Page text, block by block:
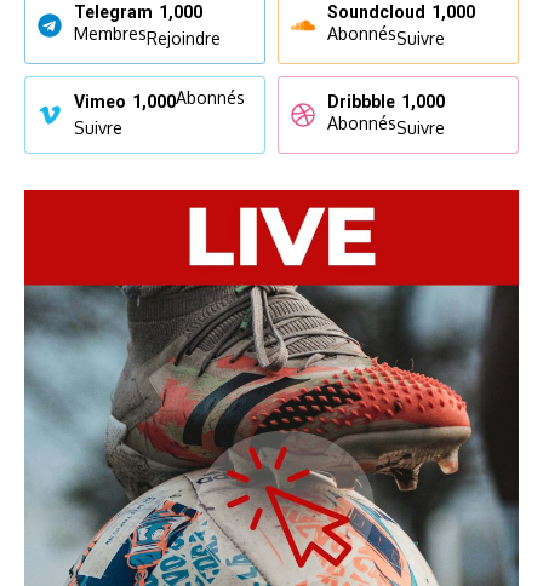
Telegram 1,000
MembresRejoindre
Soundcloud 1,000
AbonnésSuivre
Vimeo 1,000Abonnés
Suivre
Dribbble 1,000
AbonnésSuivre